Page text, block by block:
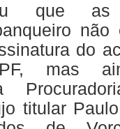
que as
do
mas
titular